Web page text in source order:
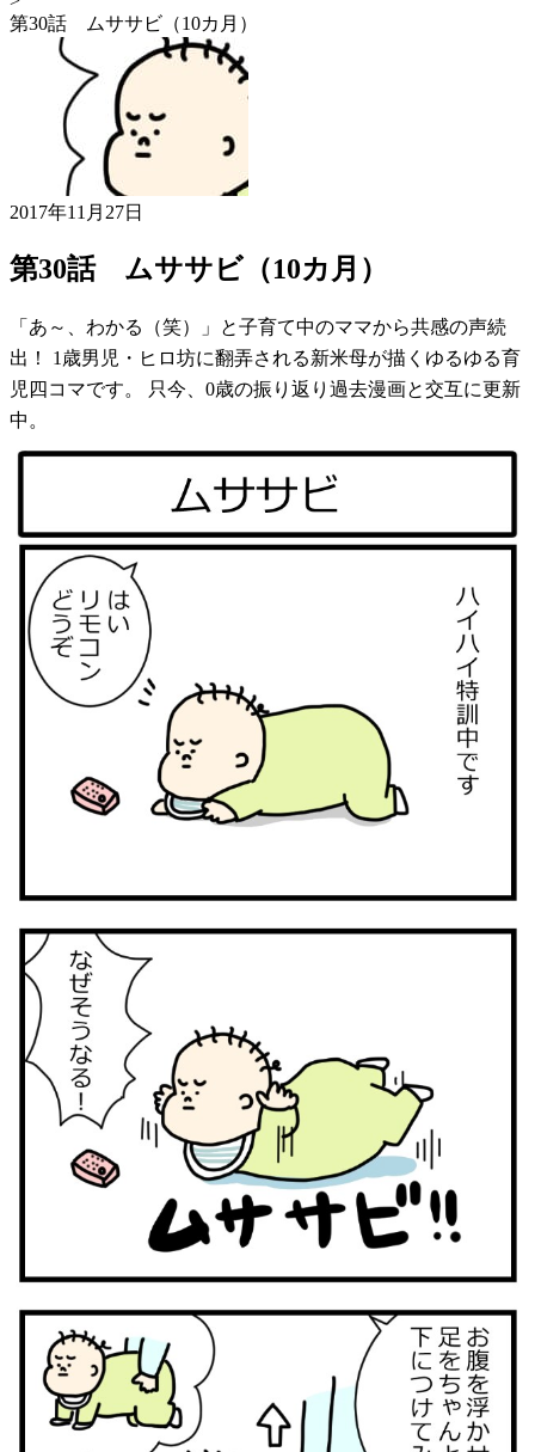
第30話 ムササビ（10カ月）
2017年11月27日
第30話 ムササビ（10カ月）
「あ～、わかる（笑）」と子育て中のママから共感の声続
出！ 1歳男児・ヒロ坊に翻弄される新米母が描くゆるゆる育
児四コマです。 只今、0歳の振り返り過去漫画と交互に更新
中。